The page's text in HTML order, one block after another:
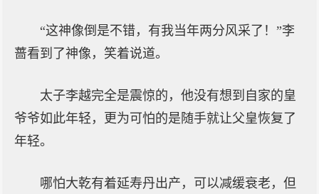
“这神像倒是不错，有我当年两分风采了！”李
蔷看到了神像，笑着说道。
太子李越完全是震惊的，他没有想到自家的皇
爷爷如此年轻，更为可怕的是随手就让父皇恢复了
年轻。
哪怕大乾有着延寿丹出产，可以减缓衰老，但